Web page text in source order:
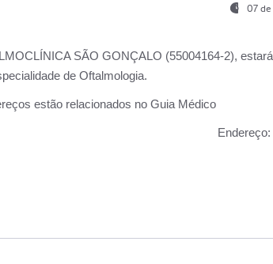
07
SÃO GONÇALO (55004164-2),
de Oftalmologia.
estão relacionados no Guia Médico
(55004164-2). Endereço: